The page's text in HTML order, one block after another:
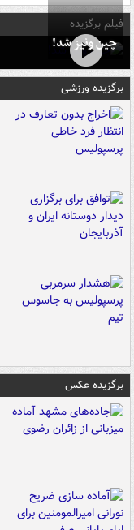
فیلم برگزیده
چین ونیز شد!
برگزیده ورزشی
برگزیده عکس